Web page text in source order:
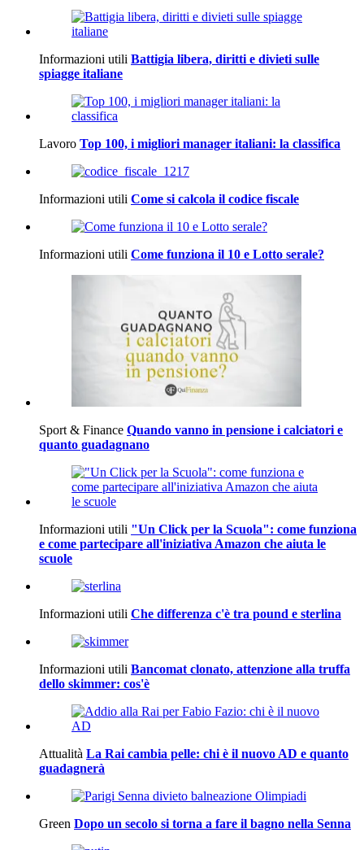
Informazioni utili Battigia libera, diritti e divieti sulle
spiagge italiane
Lavoro Top 100, i migliori manager italiani: la classifica
Informazioni utili Come si calcola il codice fiscale
Informazioni utili Come funziona il 10 e Lotto serale?
Sport & Finance Quando vanno in pensione i calciatori e
quanto guadagnano
Informazioni utili "Un Click per la Scuola": come funziona
e come partecipare all'iniziativa Amazon che aiuta le
scuole
Informazioni utili Che differenza c'è tra pound e sterlina
Informazioni utili Bancomat clonato, attenzione alla truffa
dello skimmer: cos'è
Attualità La Rai cambia pelle: chi è il nuovo AD e quanto
guadagnerà
Green Dopo un secolo si torna a fare il bagno nella Senna